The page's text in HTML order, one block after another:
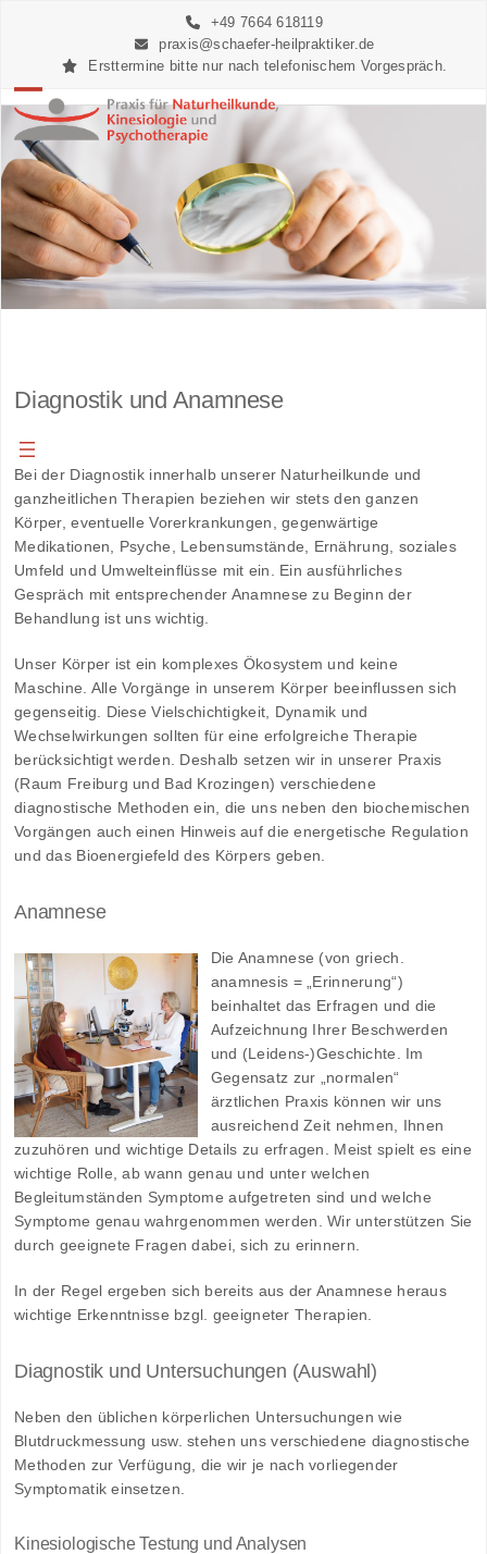
+49 7664 618119
praxis@schaefer-heilpraktiker.de
Ersttermine bitte nur nach telefonischem Vorgespräch.
Open
mobile
menu
Close
mobile
menu
Diagnostik und Anamnese
Bei der Diagnostik innerhalb unserer Naturheilkunde und
ganzheitlichen Therapien beziehen wir stets den ganzen
Körper, eventuelle Vorerkrankungen, gegenwärtige
Medikationen, Psyche, Lebensumstände, Ernährung, soziales
Umfeld und Umwelteinflüsse mit ein. Ein ausführliches
Gespräch mit entsprechender Anamnese zu Beginn der
Behandlung ist uns wichtig.
Unser Körper ist ein komplexes Ökosystem und keine
Maschine. Alle Vorgänge in unserem Körper beeinflussen sich
gegenseitig. Diese Vielschichtigkeit, Dynamik und
Wechselwirkungen sollten für eine erfolgreiche Therapie
berücksichtigt werden. Deshalb setzen wir in unserer Praxis
(Raum Freiburg und Bad Krozingen) verschiedene
diagnostische Methoden ein, die uns neben den biochemischen
Vorgängen auch einen Hinweis auf die energetische Regulation
und das Bioenergiefeld des Körpers geben.
Anamnese
Die Anamnese (von griech.
anamnesis = „Erinnerung“)
beinhaltet das Erfragen und die
Aufzeichnung Ihrer Beschwerden
und (Leidens‑)Geschichte. Im
Gegensatz zur „normalen“
ärztlichen Praxis können wir uns
ausreichend Zeit nehmen, Ihnen
zuzuhören und wichtige Details zu erfragen. Meist spielt es eine
wichtige Rolle, ab wann genau und unter welchen
Begleitumständen Symptome aufgetreten sind und welche
Symptome genau wahrgenommen werden. Wir unterstützen Sie
durch geeignete Fragen dabei, sich zu erinnern.
In der Regel ergeben sich bereits aus der Anamnese heraus
wichtige Erkenntnisse bzgl. geeigneter Therapien.
Diagnostik und Untersuchungen (Auswahl)
Neben den üblichen körperlichen Untersuchungen wie
Blutdruckmessung usw. stehen uns verschiedene diagnostische
Methoden zur Verfügung, die wir je nach vorliegender
Symptomatik einsetzen.
Kinesiologische Testung und Analysen